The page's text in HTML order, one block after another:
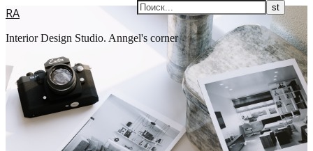
RA
Interior Design Studio. Anngel's corner